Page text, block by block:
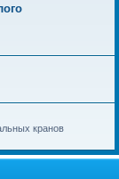
кранов